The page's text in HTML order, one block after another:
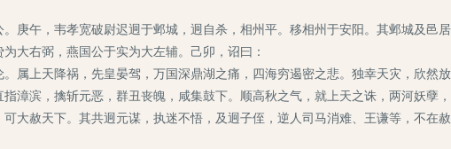
午，韦孝宽破尉迟迥于邺城，迥自杀，相州平。移相州于安阳。其邺城及邑居
大右弼，燕国公于实为大左辅。己卯，诏曰：
上天降祸，先皇晏驾，万国深鼎湖之痛，四海穷遏密之悲。独幸天灾，欣然放
漳滨，擒斩元恶，群丑丧魄，咸集鼓下。顺高秋之气，就上天之诛，两河妖孽，
大赦天下。其共迥元谋，执迷不悟，及迥子侄，逆人司马消难、王谦等，不在赦